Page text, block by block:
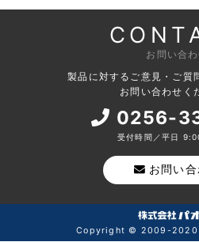
お問い合わ
製品に対するご意見・ご質
お問い合わせく
0256-
受付時間／平日
お問い
Copyright © 2009-2020